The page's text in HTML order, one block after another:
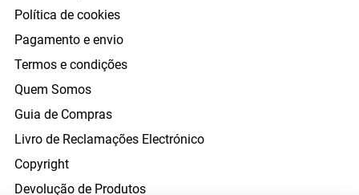
Política de cookies
Pagamento e envio
Termos e condições
Quem Somos
Guia de Compras
Livro de Reclamações Electrónico
Copyright
Devolução de Produtos